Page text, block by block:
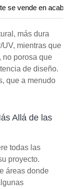
se vende en
más dura
mientras que
no porosa que
de diseño.
que a menudo
Allá de las
todas las
proyecto.
áreas donde